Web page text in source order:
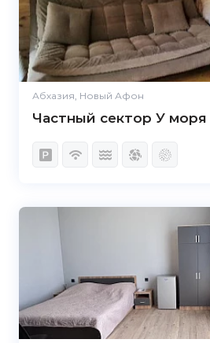
Абхазия, Новый Афон
Частный сектор У